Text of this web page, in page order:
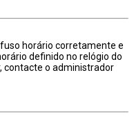
horário corretamente e
definido no relógio do
contacte o administrador